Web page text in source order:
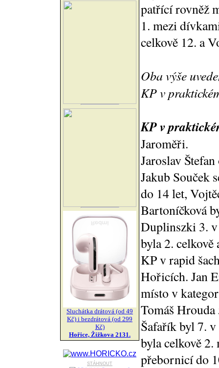
Sluchátka drátová (od 49
Kč) i bezdrátová (od 299
Kč)
Hořice, Žižkova 2131.
stáhnout
patřící rovněž
1. mezi
celkově 12. a
Oba výše
KP v
KP v
Jaroměři.
Jaroslav
Jakub Souček
do 14 let,
Bartoníčková
Duplinszki 3.
byla 2.
KP v rapid
Hořicích. Jan
místo v
Tomáš
Šafařík byl 7.
byla celkově
přebornicí do